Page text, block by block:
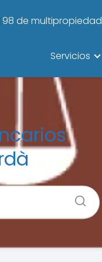
98 de multipropiedad
Servicios